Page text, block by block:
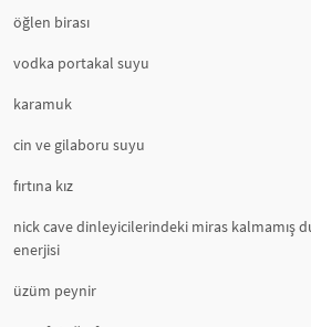
öğlen birası
vodka portakal suyu
karamuk
cin ve gilaboru suyu
fırtına kız
nick cave dinleyicilerindeki miras kalmamış
enerjisi
üzüm peynir